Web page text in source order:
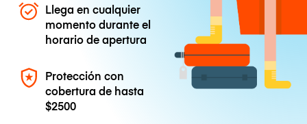
Llega en cualquier
momento durante el
horario de apertura
Protección con
cobertura de hasta
$2500